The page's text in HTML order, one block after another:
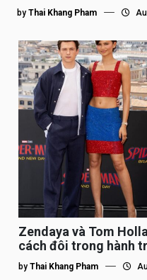
by Thai Khang Pham
Zendaya và Tom
cách đôi trong hành
by Thai Khang Pham